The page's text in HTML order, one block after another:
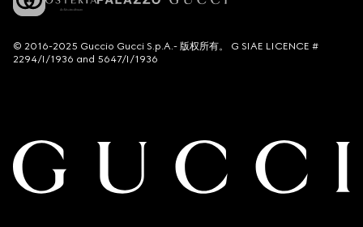
© 2016-2025 Guccio Gucci S.p.A.- 版权所有。 G SIAE LICENCE #
2294/I/1936 and 5647/I/1936